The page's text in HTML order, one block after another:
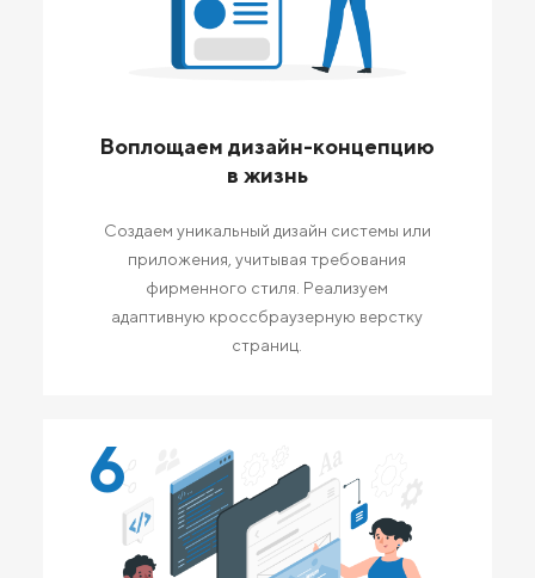
Воплощаем дизайн-концепцию
в жизнь
Создаем уникальный дизайн системы или
приложения, учитывая требования
фирменного стиля. Реализуем
адаптивную кроссбраузерную верстку
страниц.
6